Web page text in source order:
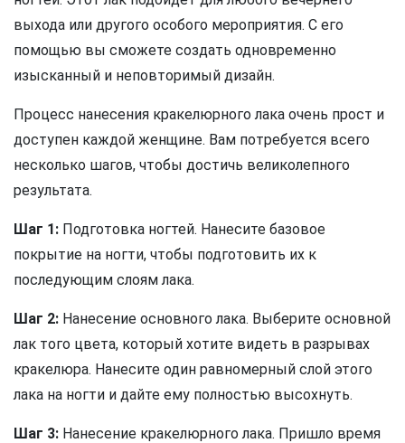
выхода или другого особого мероприятия. С его
помощью вы сможете создать одновременно
изысканный и неповторимый дизайн.
Процесс нанесения кракелюрного лака очень прост и
доступен каждой женщине. Вам потребуется всего
несколько шагов, чтобы достичь великолепного
результата.
Шаг 1: Подготовка ногтей. Нанесите базовое
покрытие на ногти, чтобы подготовить их к
последующим слоям лака.
Шаг 2: Нанесение основного лака. Выберите основной
лак того цвета, который хотите видеть в разрывах
кракелюра. Нанесите один равномерный слой этого
лака на ногти и дайте ему полностью высохнуть.
Шаг 3: Нанесение кракелюрного лака. Пришло время